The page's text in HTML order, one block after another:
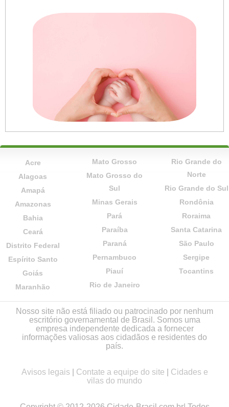
Acre
Alagoas
Amapá
Amazonas
Bahia
Ceará
Distrito Federal
Espírito Santo
Goiás
Maranhão
Mato Grosso
Mato Grosso do
Sul
Minas Gerais
Pará
Paraíba
Paraná
Pernambuco
Piauí
Rio de Janeiro
Rio Grande do
Norte
Rio Grande do Sul
Rondônia
Roraima
Santa Catarina
São Paulo
Sergipe
Tocantins
Nosso site não está filiado ou patrocinado por nenhum
escritório governamental de Brasil. Somos uma
empresa independente dedicada a fornecer
informações valiosas aos cidadãos e residentes do
país.
Avisos legais Contate a equipe do site
Cidades e
vilas do mundo